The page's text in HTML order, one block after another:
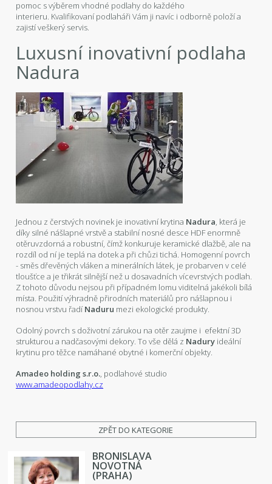
pomoc s výběrem vhodné podlahy do každého
interieru. Kvalifikovaní podlaháři Vám ji navíc i odborně položí a
zajistí veškerý servis.
Luxusní inovativní podlaha
Nadura
Jednou z čerstvých novinek je inovativní krytina Nadura, která je
díky silné nášlapné vrstvě a stabilní nosné desce HDF enormně
otěruvzdorná a robustní, čímž konkuruje keramické dlažbě, ale na
rozdíl od ní je teplá na dotek a při chůzi tichá. Homogenní povrch
- směs dřevěných vláken a minerálních látek, je probarven v celé
tloušťce a je třikrát silnější než u dosavadních vícevrstvých podlah.
Z tohoto důvodu nejsou při případném lomu viditelná jakékoli bílá
místa. Použití výhradně přirodních materiálů pro nášlapnou i
nosnou vrstvu řadíNaduru mezi ekologické produkty.
Odolný povrch s doživotní zárukou na otěr zaujme i efektní 3D
strukturou a nadčasovými dekory. To vše dělá z Nadury ideální
krytinu pro těžce namáhané obytné i komerční objekty.
Amadeo holding s.r.o., podlahové studio
www.amadeopodlahy.cz
ZPĚT DO KATEGORIE
BRONISLAVA
NOVOTNÁ
(PRAHA)